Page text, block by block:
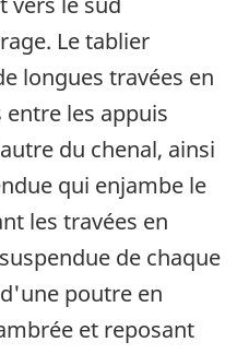
Le tablier
longues travées en
les appuis
du chenal, ainsi
qui enjambe le
les travées en
de chaque
poutre en
et reposant